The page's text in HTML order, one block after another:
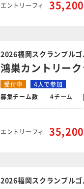
エントリーフィ 35,200
2026福岡スクランブル
鴻巣カントリーク
受付中 4人で参加
募集チーム数 4チーム
エントリーフィ 35,200
2026福岡スクランブル